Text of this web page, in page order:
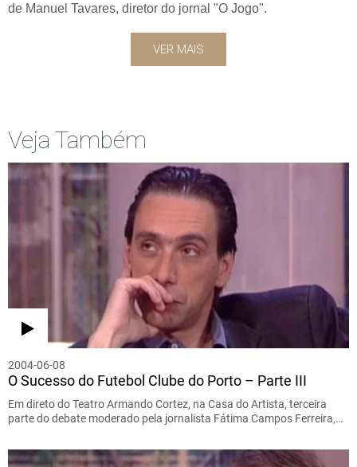
de Manuel Tavares, diretor do jornal "O Jogo".
VER MAIS
Veja Também
2004-06-08
O Sucesso do Futebol Clube do Porto – Parte III
Em direto do Teatro Armando Cortez, na Casa do Artista, terceira
parte do debate moderado pela jornalista Fátima Campos Ferreira,…